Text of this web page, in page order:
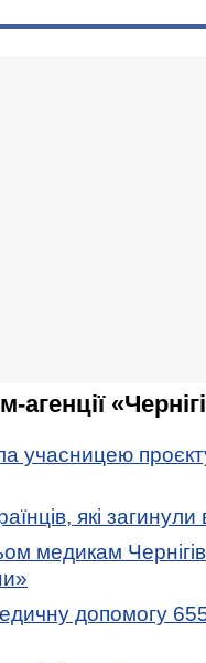
учасницею
які загинули
медикам
допомогу